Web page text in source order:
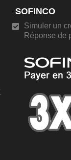
SOFINCO
Simuler un
Réponse de